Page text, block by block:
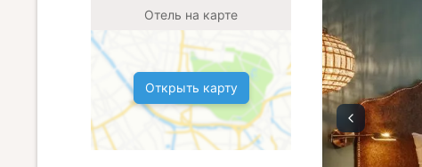
Отель на карте
Открыть карту